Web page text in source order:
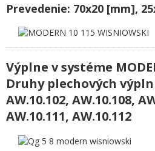
Prevedenie: 70x20 [mm],
Výplne v systéme
Druhy plechových
AW.10.102, AW.10.108,
AW.10.111, AW.10.112